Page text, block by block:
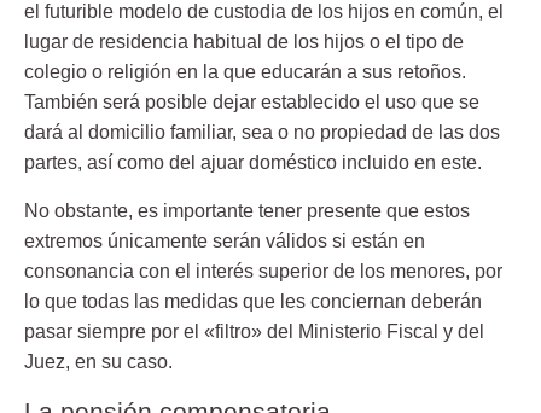
el futurible modelo de custodia de los hijos en común, el
lugar de residencia habitual de los hijos o el tipo de
colegio o religión en la que educarán a sus retoños.
También será posible dejar establecido el uso que se
dará al domicilio familiar, sea o no propiedad de las dos
partes, así como del ajuar doméstico incluido en este.
No obstante, es importante tener presente que estos
extremos únicamente serán válidos si están en
consonancia con el interés superior de los menores, por
lo que todas las medidas que les conciernan deberán
pasar siempre por el «filtro» del Ministerio Fiscal y del
Juez, en su caso.